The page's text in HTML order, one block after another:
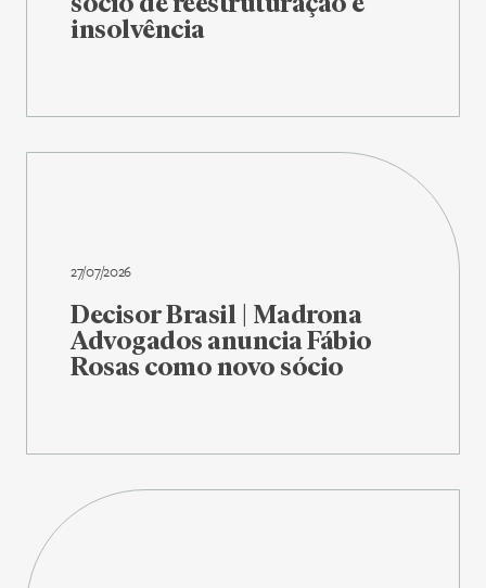
insolvência
27/07/2026
Decisor Brasil | Madrona
Advogados anuncia Fábio
Rosas como novo sócio